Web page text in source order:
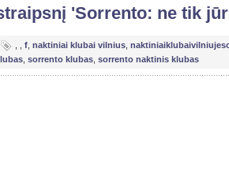
'Sorrento: ne tik
f naktiniai klubai vilnius
sorrento klubas sorrento naktinis klubas